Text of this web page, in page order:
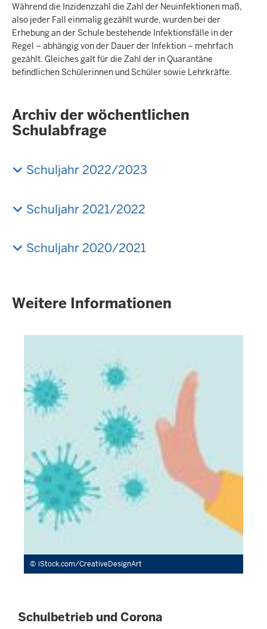
Während die Inzidenzzahl die Zahl der Neuinfektionen maß,
also jeder Fall einmalig gezählt wurde, wurden bei der
Erhebung an der Schule bestehende Infektionsfälle in der
Regel – abhängig von der Dauer der Infektion – mehrfach
gezählt. Gleiches galt für die Zahl der in Quarantäne
befindlichen Schülerinnen und Schüler sowie Lehrkräfte.
Archiv der wöchentlichen
Schulabfrage
Schuljahr 2022/2023
Schuljahr 2021/2022
Schuljahr 2020/2021
Weitere Informationen
iStock.com/CreativeDesignArt
Schulbetrieb und Corona